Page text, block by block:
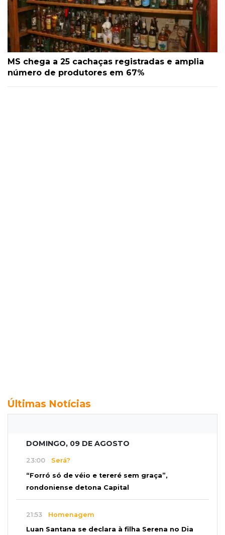
MS chega a 25 cachaças registradas e amplia
número de produtores em 67%
Últimas Notícias
DOMINGO, 09 DE AGOSTO
23:00 Será?
“Forró só de véio e tereré sem graça”,
rondoniense detona Capital
21:53 Homenagem
Luan Santana se declara à filha Serena no Dia